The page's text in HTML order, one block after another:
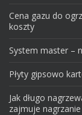
Cena gazu do
koszty
System master –
Płyty gipsowo
Jak długo
zajmuje nagrzanie